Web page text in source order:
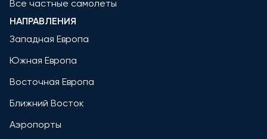
Все частные самолеты
НАПРАВЛЕНИЯ
Западная Европа
Южная Европа
Восточная Европа
Ближний Восток
Аэропорты